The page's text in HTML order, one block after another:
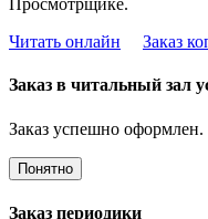
Просмотрщике.
Читать онлайн
Заказ
Заказ в читальный зал
Заказ успешно оформлен.
Понятно
Заказ периодики